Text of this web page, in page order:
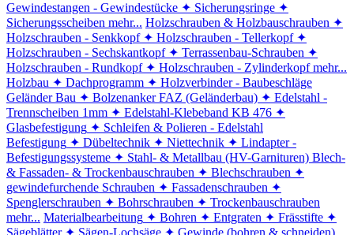
Gewindestangen - Gewindestücke ✦ Sicherungsringe ✦
Sicherungsscheiben mehr... Holzschrauben & Holzbauschrauben ✦
Holzschrauben - Senkkopf ✦ Holzschrauben - Tellerkopf ✦
Holzschrauben - Sechskantkopf ✦ Terrassenbau-Schrauben ✦
Holzschrauben - Rundkopf ✦ Holzschrauben - Zylinderkopf mehr...
Holzbau ✦ Dachprogramm ✦ Holzverbinder - Baubeschläge
Geländer Bau ✦ Bolzenanker FAZ (Geländerbau) ✦ Edelstahl -
Trennscheiben 1mm ✦ Edelstahl-Klebeband KB 476 ✦
Glasbefestigung ✦ Schleifen & Polieren - Edelstahl
Befestigung ✦ Dübeltechnik ✦ Niettechnik ✦ Lindapter -
Befestigungssysteme ✦ Stahl- & Metallbau (HV-Garnituren) Blech-
& Fassaden- & Trockenbauschrauben ✦ Blechschrauben ✦
gewindefurchende Schrauben ✦ Fassadenschrauben ✦
Spenglerschrauben ✦ Bohrschrauben ✦ Trockenbauschrauben
mehr... Materialbearbeitung ✦ Bohren ✦ Entgraten ✦ Frässtifte ✦
Sägeblätter ✦ Sägen-Lochsäge ✦ Gewinde (bohren & schneiden)